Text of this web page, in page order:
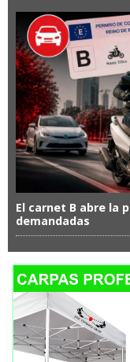
El carnet B abre la
demandadas